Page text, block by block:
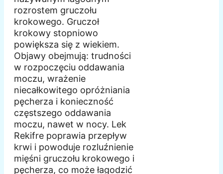
rozrostem gruczołu
krokowego. Gruczoł
krokowy stopniowo
powiększa się z wiekiem.
Objawy obejmują: trudności
w rozpoczęciu oddawania
moczu, wrażenie
niecałkowitego opróżniania
pęcherza i konieczność
częstszego oddawania
moczu, nawet w nocy. Lek
Rekifre poprawia przepływ
krwi i powoduje rozluźnienie
mięśni gruczołu krokowego i
pęcherza, co może łagodzić